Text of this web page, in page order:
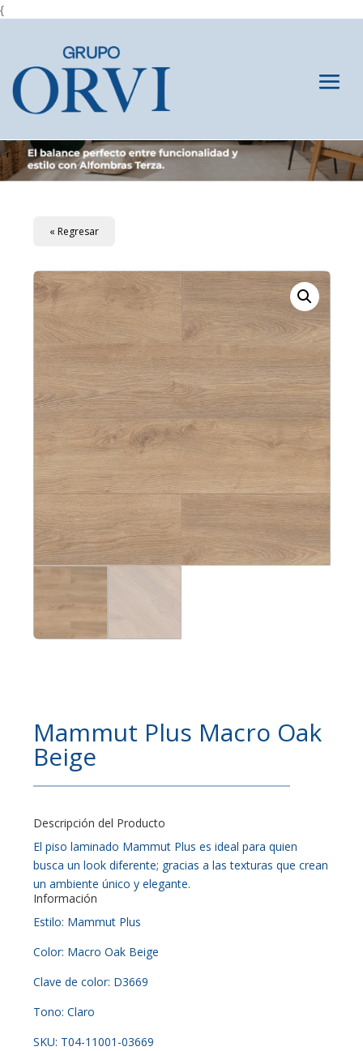
{
« Regresar
Mammut Plus Macro Oak
Beige
Descripción del Producto
El piso laminado Mammut Plus es ideal para quien
busca un look diferente; gracias a las texturas que crean
un ambiente único y elegante.
Información
Estilo: Mammut Plus
Color: Macro Oak Beige
Clave de color: D3669
Tono: Claro
SKU: T04-11001-03669